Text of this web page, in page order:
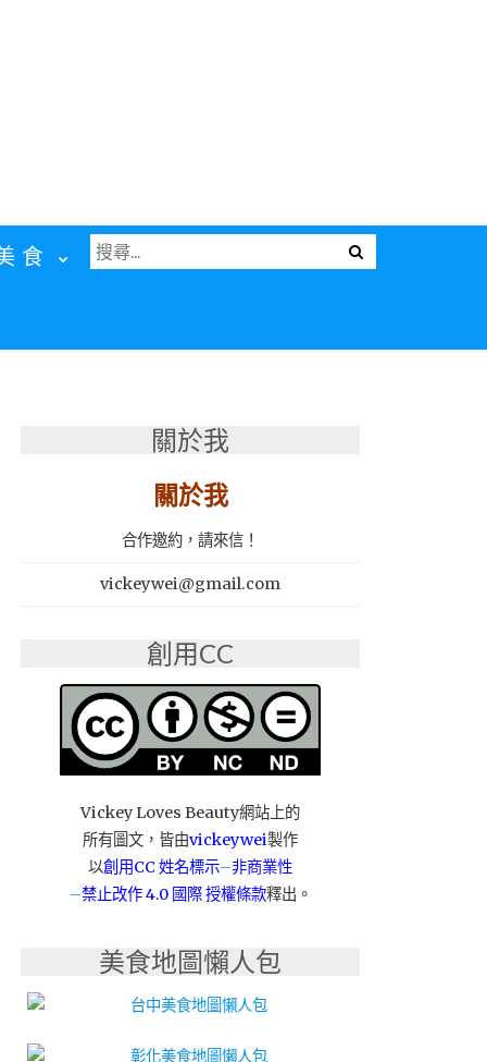
食
Menu
搜
尋
關於我
關於我
合作邀約，請來信！
vickeywei@gmail.com
創用CC
Vickey Loves Beauty網站上的
所有圖文，皆由vickeywei製作
以創用CC 姓名標示–非商業性
–禁止改作4.0 國際 授權條款釋出。
美食地圖懶人包